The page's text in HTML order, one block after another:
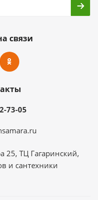
связи
73-05
25, ТЦ Гагаринский,
и сантехники